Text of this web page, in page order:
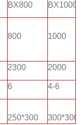
BX800 BX1000
800 1000
2300 2000
6 4-6
250*300 300*300